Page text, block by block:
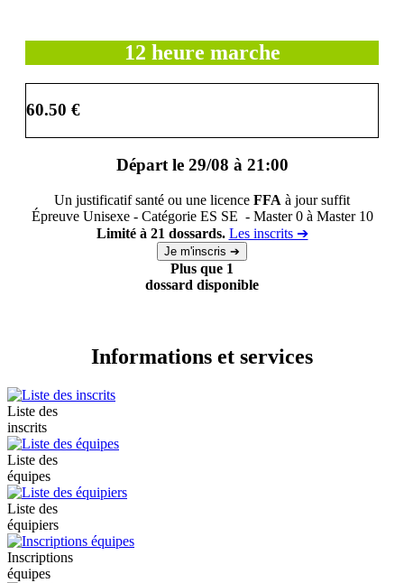
12 heure marche
60.50 €
Départ le 29/08 à 21:00
Un justificatif santé ou une licence FFA à jour suffit
Épreuve Unisexe - Catégorie ES SE - Master 0 à Master 10
Limité à 21 dossards. Les inscrits ➔
Plus que 1
dossard disponible
Informations et services
Liste des
inscrits
Liste des
équipes
Liste des
équipiers
Inscriptions
équipes